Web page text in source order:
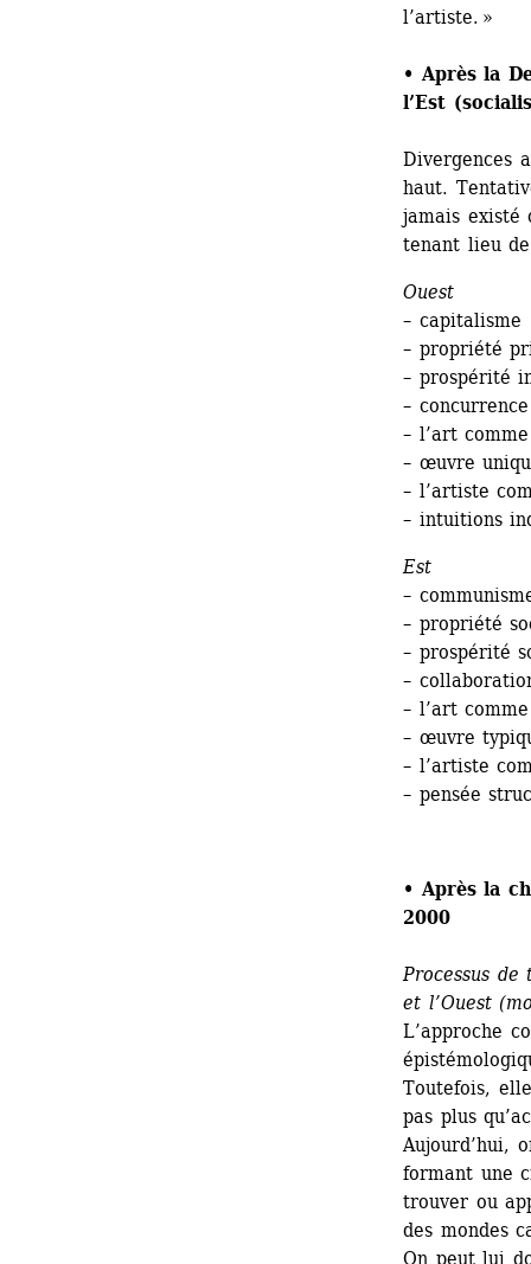
l’artiste. »
• Après la
l’Est
Divergences
haut.
jamais existé
tenant lieu
Ouest
– capitalisme
–
–
– concurrence
– l’art
– œuvre
– l’artiste
– intuitions
Est
–
– propriété
– prospérité
–
– l’art
– œuvre
– l’artiste
– pensée
• Après la
2000
Processus
et l’Ouest
L’approche
Toutefois,
pas plus
Aujourd’hui,
formant une
trouver ou
des mondes
On peut lui